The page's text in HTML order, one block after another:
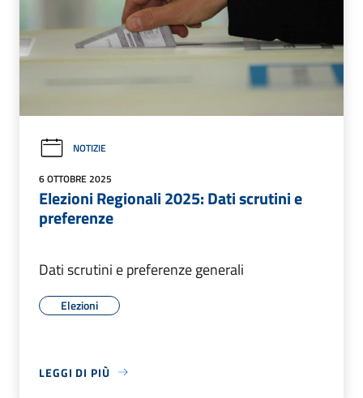
NOTIZIE
6 OTTOBRE 2025
Elezioni Regionali 2025: Dati scrutini e
preferenze
Dati scrutini e preferenze generali
Elezioni
LEGGI DI PIÙ